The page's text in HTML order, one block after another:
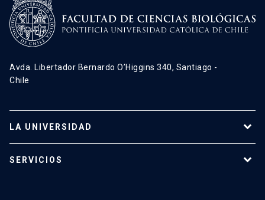
Avda. Libertador Bernardo O’Higgins 340, Santiago -
Chile
LA UNIVERSIDAD
SERVICIOS